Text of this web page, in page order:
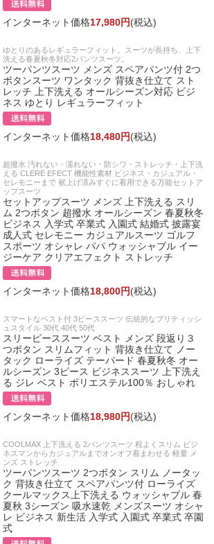
インターネット価格17,980円(税込)
ゆとりのあるレギュラーフィット。スーツが長持ち、上下
洗える春夏秋冬対応2パンツスーツ。
ツーパンツスーツ メンズ スペアパンツ付 2つ
ボタンスーツ ワンタック 背抜き仕立て スト
レッチ 上下洗える オールシーズン対応 ビジ
ネス ゆとり レギュラーフィット
インターネット価格18,480円(税込)
超撥水 汚れない・濡れない・防シワ・ストレッチ・上下洗
える CLERE EFECT 機能性素材 ビジネス・カジュアル・
セレモニーまで 裾上げ済みすぐに着用できる万能セットア
ップスーツ
セットアップスーツ メンズ 上下洗える スリ
ム 2つボタン 超撥水 オールシーズン 春夏秋冬
ビジネス 入学式 卒業式 入園式 結婚式 披露宴
成人式 セレモニー カジュアルスーツ ゴルフ
スポーツ オシャレ パパ ウォッシャブル イー
ジーケア クリアエフェクト ストレッチ
インターネット価格18,800円(税込)
スマートなベスト付 3ピーススーツ 伝統的なブリティッシ
ュスタイル 30代 40代 50代
スリーピーススーツ ベスト メンズ 段返り３
つボタン スリムフィット 背抜き仕立て ノー
タック ローライズ テーパード 春夏秋冬 オー
ルシーズン 3ピース ビジネススーツ 上下洗え
る ジレ ベスト ポリエステル100％ おしゃれ
インターネット価格18,980円(税込)
COOLMAX 上下洗える 2パンツスーツ 程よくスリム ビジ
ネスマンからカジュアルまでオンオフ着まわせる 軽量 メ
ンズ ストレッチ
ツーパンツスーツ 2つボタン スリム ノータッ
ク 背抜き仕立て スペアパンツ付 ローライズ
クールマックス上下洗える ウォッシャブル 春
夏秋 3シーズン 吸水速乾 メンズスーツ オシャ
レ ビジネス 新生活 入学式 入園式 卒業式 卒園
式